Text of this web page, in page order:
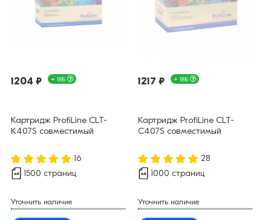
1204 ₽ + 18Б
Картридж ProfiLine CLT-
K407S совместимый
16
1500 страниц
Уточнить наличие
1217 ₽ + 18Б
Картридж ProfiLine CLT-
C407S совместимый
28
1000 страниц
Уточнить наличие